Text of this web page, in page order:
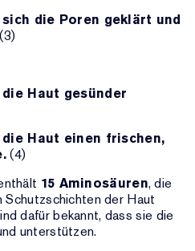
sich die Poren geklärt und
(3)
Haut gesünder
die Haut einen frischen,
(4)
15 Aminosäuren, die
Schutzschichten der Haut
dafür bekannt, dass sie die
unterstützen.